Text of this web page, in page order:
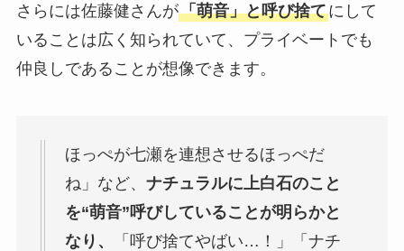
さらには佐藤健さんが「萌音」と呼び捨てにして
いることは広く知られていて、プライベートでも
仲良しであることが想像できます。
ほっぺが七瀬を連想させるほっぺだ
ね」など、 ナチュラルに上白石のこと
を“萌音”呼びしていることが明らかと
なり、
「呼び捨てやばい…！」「ナチ